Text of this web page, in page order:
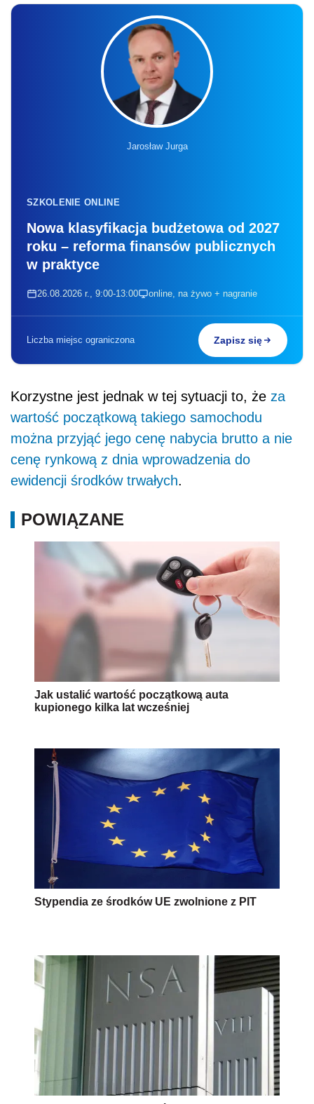
Jarosław Jurga
SZKOLENIE ONLINE
Nowa klasyfikacja budżetowa od 2027
roku – reforma finansów publicznych
w praktyce
26.08.2026 r., 9:00-13:00 online, na żywo + nagranie
Liczba miejsc ograniczona Zapisz się
Korzystne jest jednak w tej sytuacji to, że za
wartość początkową takiego samochodu
można przyjąć jego cenę nabycia brutto a nie
cenę rynkową z dnia wprowadzenia do
ewidencji środków trwałych.
POWIĄZANE
Jak ustalić wartość początkową auta
kupionego kilka lat wcześniej
Stypendia ze środków UE zwolnione z PIT